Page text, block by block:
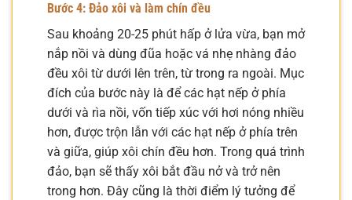
Bước 4: Đảo xôi và làm chín đều
Sau khoảng 20-25 phút hấp ở lửa vừa, bạn mở
nắp nồi và dùng đũa hoặc vá nhẹ nhàng đảo
đều xôi từ dưới lên trên, từ trong ra ngoài. Mục
đích của bước này là để các hạt nếp ở phía
dưới và rìa nồi, vốn tiếp xúc với hơi nóng nhiều
hơn, được trộn lẫn với các hạt nếp ở phía trên
và giữa, giúp xôi chín đều hơn. Trong quá trình
đảo, bạn sẽ thấy xôi bắt đầu nở và trở nên
trong hơn. Đây cũng là thời điểm lý tưởng để